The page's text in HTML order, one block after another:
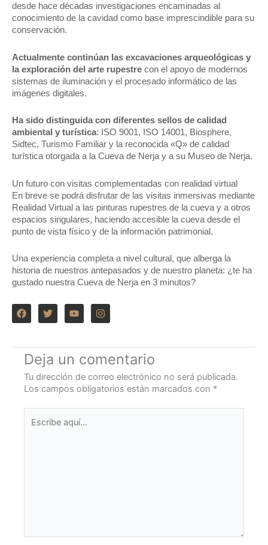
desde hace décadas investigaciones encaminadas al
conocimiento de la cavidad como base imprescindible para su
conservación.
Actualmente continúan las excavaciones arqueológicas y
la exploración del arte rupestre con el apoyo de modernos
sistemas de iluminación y el procesado informático de las
imágenes digitales.
Ha sido distinguida con diferentes sellos de calidad
ambiental y turística: ISO 9001, ISO 14001, Biosphere,
Sidtec, Turismo Familiar y la reconocida «Q» de calidad
turística otorgada a la Cueva de Nerja y a su Museo de Nerja.
Un futuro con visitas complementadas con realidad virtual
En breve se podrá disfrutar de las visitas inmersivas mediante
Realidad Virtual a las pinturas rupestres de la cueva y a otros
espacios singulares, haciendo accesible la cueva desde el
punto de vista físico y de la información patrimonial.
Una experiencia completa a nivel cultural, que alberga la
historia de nuestros antepasados y de nuestro planeta: ¿te ha
gustado nuestra Cueva de Nerja en 3 minutos?
F
a
c
b
o
o
k
T
w
i
t
e
r
Y
o
u
u
b
e
I
n
s
a
g
r
a
m
Deja un comentario
Tu dirección de correo electrónico no será publicada.
Los campos obligatorios están marcados con *
aquí...